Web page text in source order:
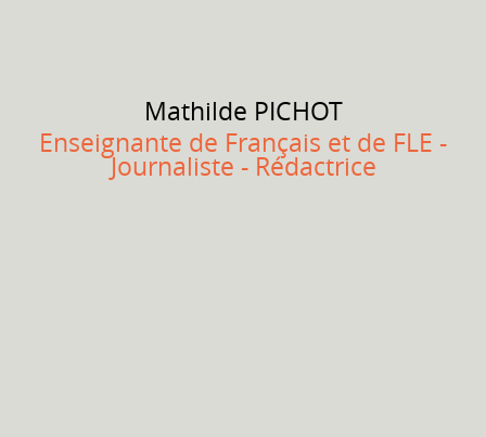
Mathilde PICHOT
Enseignante de Français et de FLE -
Journaliste - Rédactrice